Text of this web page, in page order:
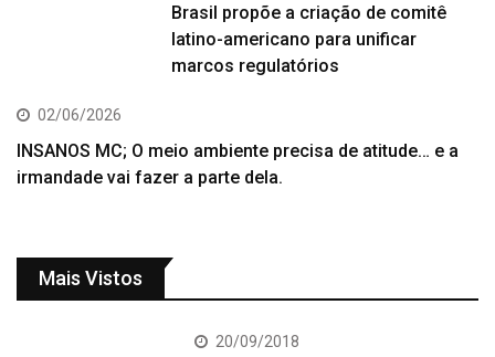
Brasil propõe a criação de comitê
latino-americano para unificar
marcos regulatórios
02/06/2026
INSANOS MC; O meio ambiente precisa de atitude… e a
irmandade vai fazer a parte dela.
Mais Vistos
20/09/2018